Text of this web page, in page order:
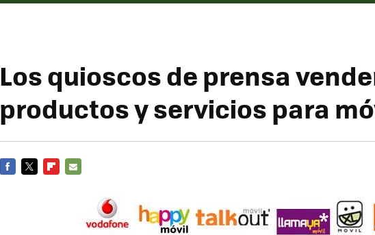
Los quioscos de prensa
productos y servicios para